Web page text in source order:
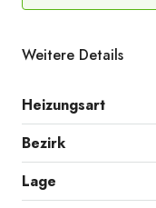
Weitere Details
Heizungsart
Bezirk
Lage